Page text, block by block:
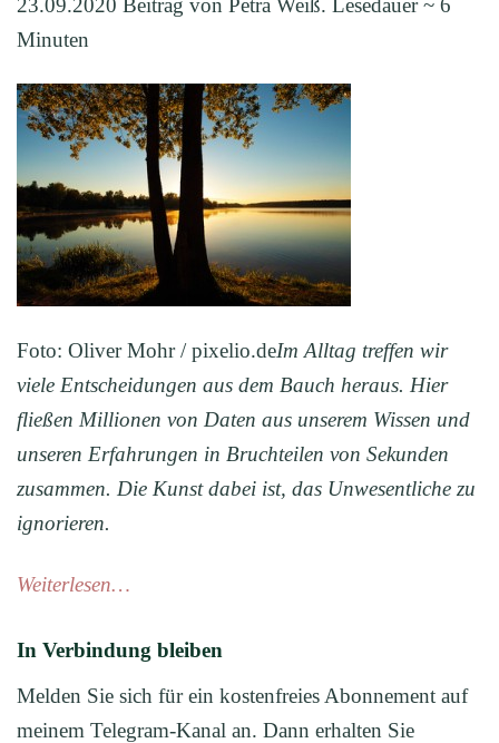
23.09.2020 Beitrag von Petra Weiß. Lesedauer ~ 6
Minuten
Foto: Oliver Mohr / pixelio.deIm Alltag treffen wir
viele Entscheidungen aus dem Bauch heraus. Hier
fließen Millionen von Daten aus unserem Wissen und
unseren Erfahrungen in Bruchteilen von Sekunden
zusammen. Die Kunst dabei ist, das Unwesentliche zu
ignorieren.
Weiterlesen…
In Verbindung bleiben
Melden Sie sich für ein kostenfreies Abonnement auf
meinem Telegram-Kanal an. Dann erhalten Sie